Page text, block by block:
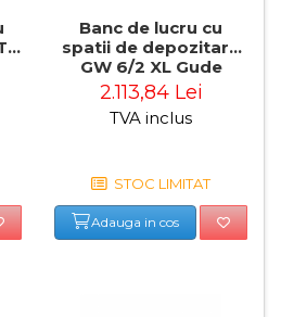
Banc de lucru cu
spatii de depozitare
GW 6/2 XL Gude
40481, 300 Kg
2.113,84 Lei
TVA inclus
STOC LIMITAT
Adauga in cos